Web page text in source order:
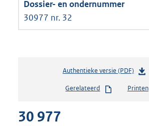
30977 nr. 32
Authentieke versie (PDF)b
s
Gerelateerd Printen
30 977